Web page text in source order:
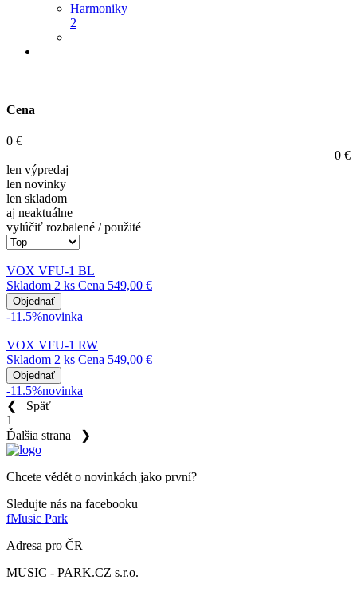
Harmoniky
2
Cena
0 €
0 €
len výpredaj
len novinky
len skladom
aj neaktuálne
vylúčiť rozbalené / použité
VOX VFU-1 BL
Skladom 2 ks Cena 549,00 €
Objednať
-11.5%novinka
VOX VFU-1 RW
Skladom 2 ks Cena 549,00 €
Objednať
-11.5%novinka
❮ Späť
1
Ďalšia strana ❯
Chcete vědět o novinkách jako první?
Sledujte nás na facebooku
fMusic Park
Adresa pro ČR
MUSIC - PARK.CZ s.r.o.